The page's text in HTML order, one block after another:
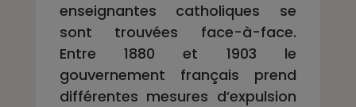
enseignantes catholiques se
sont trouvées face-à-face.
Entre 1880 et 1903 le
gouvernement français prend
différentes mesures d’expulsion